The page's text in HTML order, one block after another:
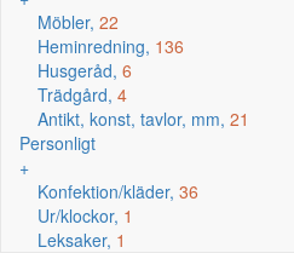
Möbler, 22
Heminredning, 136
Husgeråd, 6
Trädgård, 4
Antikt, konst, tavlor, mm, 21
Personligt
+
Konfektion/kläder, 36
Ur/klockor, 1
Leksaker, 1